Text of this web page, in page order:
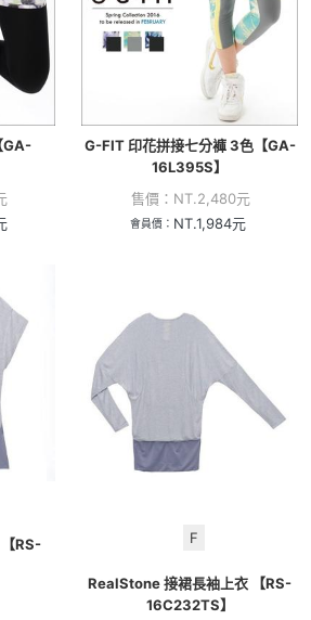
GA-
G-FIT 印花拼接七分褲 3色【GA-
16L395S】
售價： NT.2,480元
會員價： NT.1,984元
RS-
F
RealStone 接裙長袖上衣 【RS-
16C232TS】